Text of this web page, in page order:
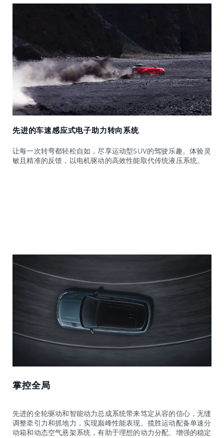
先进的车速感应式电子助力转向系统
让每一次转弯都轻松自如，尽享运动型SUV的驾驶乐趣。体验灵
敏且精准的反馈，以电机驱动的高效性能取代传统液压系统。
探索一系列别具一格的车型，然后打造您的专属座驾。
掌控全局
先进的全轮驱动和智能动力总成系统带来笃定从容的信心，无缝
调整牵引力和抓地力，实现巅峰性能表现。揽胜运动配备单速分
动箱和动态空气悬架系统，有助于理想的动力分配、增强的稳定